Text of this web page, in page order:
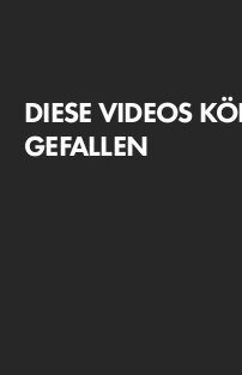
DIESE VIDEOS
GEFALLEN